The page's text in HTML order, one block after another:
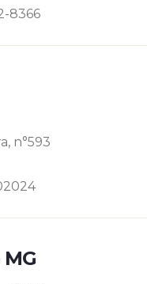
8366
n°593